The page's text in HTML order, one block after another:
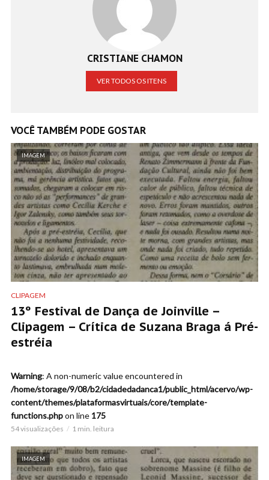
CRISTIANE CHAMON
VER TODOS OS ITENS
VOCÊ TAMBÉM PODE GOSTAR
IMAGEM
CLIPAGEM
13º Festival de Dança de Joinville –
Clipagem – Crítica de Suzana Braga á Pré-
estréia
Warning: A non-numeric value encountered in
/home/storage/9/08/b2/cidadedadanca1/public_html/acervo/wp-
content/themes/plataformasvirtuais/core/template-
functions.phpon line 175
54 visualizações 1 min. leitura
IMAGEM